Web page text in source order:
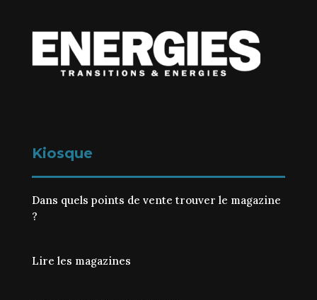
Kiosque
Dans quels points de vente trouver le magazine
?
Lire les magazines